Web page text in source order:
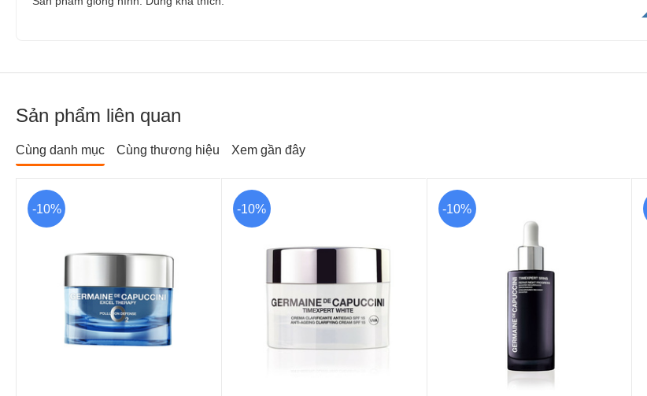
Sản phẩm liên quan
Cùng danh mục Cùng thương hiệu Xem gần đây
-10% -10% -10%